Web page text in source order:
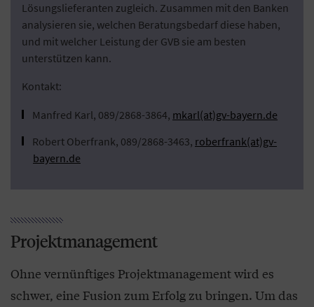
Lösungslieferanten zugleich. Zusammen mit den Banken
analysieren sie, welchen Beratungsbedarf diese haben,
und mit welcher Leistung der GVB sie am besten
unterstützen kann.
Kontakt:
Manfred Karl, 089/2868-3864, mkarl(at)gv-bayern.de
Robert Oberfrank, 089/2868-3463, roberfrank(at)gv-
bayern.de
Projektmanagement
Ohne vernünftiges Projektmanagement wird es
schwer, eine Fusion zum Erfolg zu bringen. Um das